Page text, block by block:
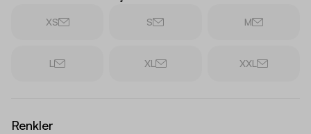
XS S M
L XL XXL
Renkler